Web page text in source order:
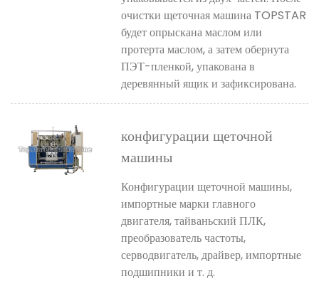
очистки щеточная машина TOPSTAR
будет опрыскана маслом или
протерта маслом, а затем обернута
ПЭТ-пленкой, упакована в
деревянный ящик и зафиксирована.
конфигурации щеточной
машины
Конфигурации щеточной машины,
импортные марки главного
двигателя, тайваньский ПЛК,
преобразователь частоты,
серводвигатель, драйвер, импортные
подшипники и т. д.